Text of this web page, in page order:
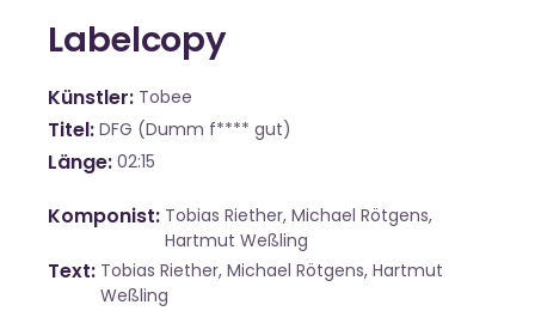
Labelcopy
Künstler Tobee
Titel DFG (Dumm f**** gut)
Länge 02:15
Komponist Tobias Riether, Michael Rötgens,
Hartmut Weßling
Text Tobias Riether, Michael Rötgens, Hartmut
Weßling